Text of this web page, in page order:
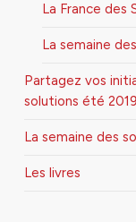
La France des
La semaine
Partagez vos
solutions été
La semaine des
Les livres